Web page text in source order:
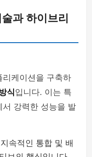
과 하이브리
케이션을 구축하
식입니다. 이는 특
강력한 성능을 발
속적인 통합 및 배